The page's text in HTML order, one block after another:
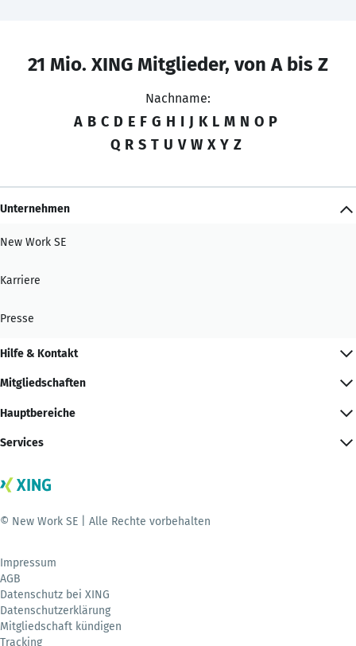
21 Mio. XING Mitglieder, von A bis Z
Nachname:
A B C D E F G H I J K L M N O P
Q R S T U V W X Y Z
Unternehmen
New Work SE
Karriere
Presse
Hilfe & Kontakt
Mitgliedschaften
Hauptbereiche
Services
© New Work SE | Alle Rechte vorbehalten
Impressum
AGB
Datenschutz bei XING
Datenschutzerklärung
Mitgliedschaft kündigen
Tracking